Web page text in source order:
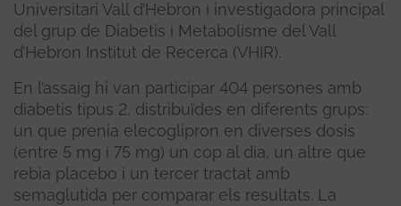
Universitari Vall d’Hebron i investigadora principal
del grup de Diabetis i Metabolisme del Vall
d’Hebron Institut de Recerca (VHIR).
En l’assaig hi van participar 404 persones amb
diabetis tipus 2, distribuïdes en diferents grups:
un que prenia elecoglipron en diverses dosis
(entre 5 mg i 75 mg) un cop al dia, un altre que
rebia placebo i un tercer tractat amb
semaglutida per comparar els resultats. La